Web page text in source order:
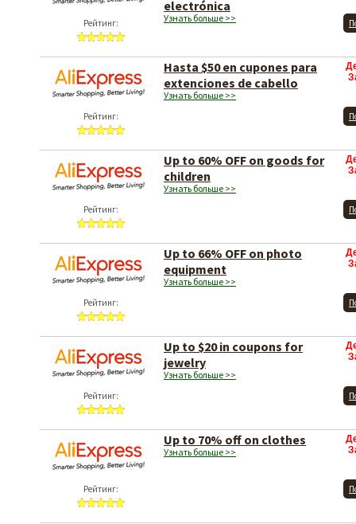
Рейтинг:
electrónica
Узнать больше >>
Рейтинг:
Hasta $50 en cupones para
extenciones de cabello
Узнать больше >>
Рейтинг:
Up to 60% OFF on goods for
children
Узнать больше >>
Рейтинг:
Up to 66% OFF on photo
equipment
Узнать больше >>
Рейтинг:
Up to $20 in coupons for
jewelry
Узнать больше >>
Рейтинг:
Up to 70% off on clothes
Узнать больше >>